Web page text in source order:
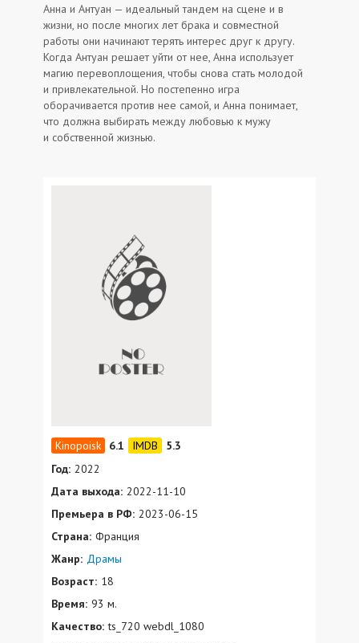
Анна и Антуан — идеальный тандем на сцене и в
жизни, но после многих лет брака и совместной
работы они начинают терять интерес друг к другу.
Когда Антуан решает уйти от нее, Анна использует
магию перевоплощения, чтобы снова стать молодой
и привлекательной. Но постепенно игра
оборачивается против нее самой, и Анна понимает,
что должна выбирать между любовью к мужу
и собственной жизнью.
6.1
5.3
Год: 2022
Дата выхода: 2022-11-10
Премьера в РФ: 2023-06-15
Страна: Франция
Жанр: Драмы
Возраст: 18
Время: 93 м.
Качество: ts_720 webdl_1080